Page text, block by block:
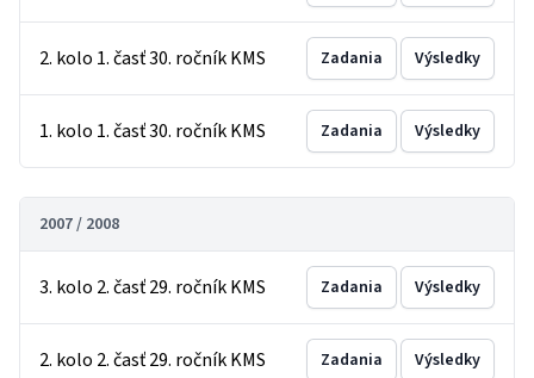
2. kolo 1. časť 30. ročník KMS Zadania Výsledky
1. kolo 1. časť 30. ročník KMS Zadania Výsledky
2007 / 2008
3. kolo 2. časť 29. ročník KMS Zadania Výsledky
2. kolo 2. časť 29. ročník KMS Zadania Výsledky